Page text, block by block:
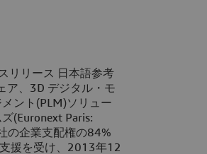
リリース 日本語参考
ア、3D デジタル・モ
ント(PLM)ソリュー
(Euronext Paris:
の企業支配権の84%
援を受け、2013年12